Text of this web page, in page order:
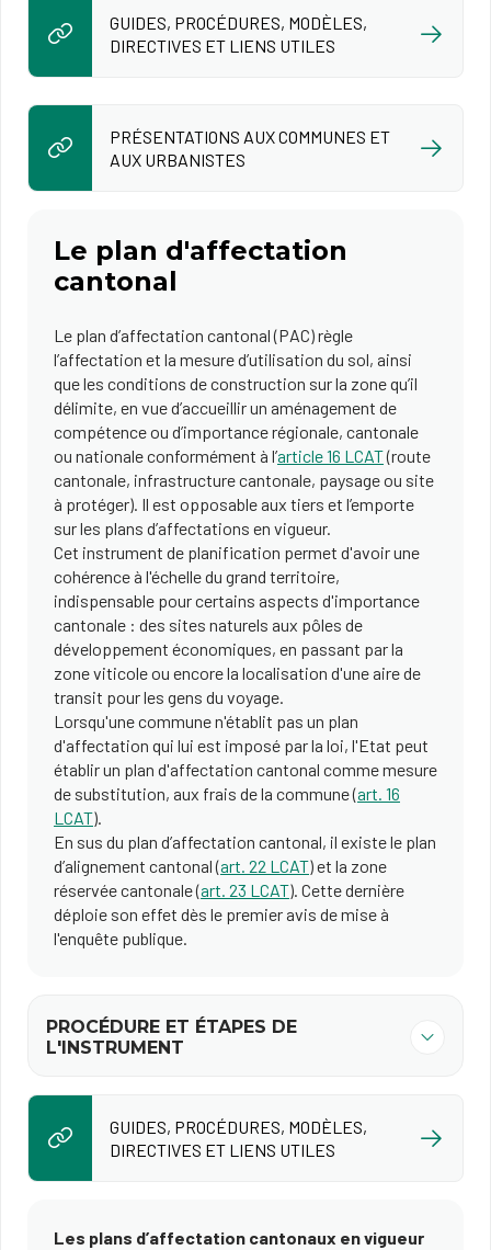
GUIDES, PROCÉDURES, MODÈLES,
DIRECTIVES ET LIENS UTILES
PRÉSENTATIONS AUX COMMUNES ET
AUX URBANISTES
Le plan d'affectation
cantonal
Le plan d’affectation cantonal (PAC) règle
l’affectation et la mesure d’utilisation du sol, ainsi
que les conditions de construction sur la zone qu’il
délimite, en vue d’accueillir un aménagement de
compétence ou d’importance régionale, cantonale
ou nationale conformément à l’article 16 LCAT(route
cantonale, infrastructure cantonale, paysage ou site
à protéger). Il est opposable aux tiers et l’emporte
sur les plans d’affectations en vigueur.
Cet instrument de planification permet d'avoir une
cohérence à l'échelle du grand territoire,
indispensable pour certains aspects d'importance
cantonale : des sites naturels aux pôles de
développement économiques, en passant par la
zone viticole ou encore la localisation d'une aire de
transit pour les gens du voyage.
Lorsqu'une commune n'établit pas un plan
d'affectation qui lui est imposé par la loi, l'Etat peut
établir un plan d'affectation cantonal comme mesure
de substitution, aux frais de la commune (art. 16
LCAT).
En sus du plan d’affectation cantonal, il existe le plan
d’alignement cantonal (art. 22 LCAT) et la zone
réservée cantonale (art. 23 LCAT). Cette dernière
déploie son effet dès le premier avis de mise à
l'enquête publique.
PROCÉDURE ET ÉTAPES DE
L'INSTRUMENT
GUIDES, PROCÉDURES, MODÈLES,
DIRECTIVES ET LIENS UTILES
Les plans d’affectation cantonaux en vigueur